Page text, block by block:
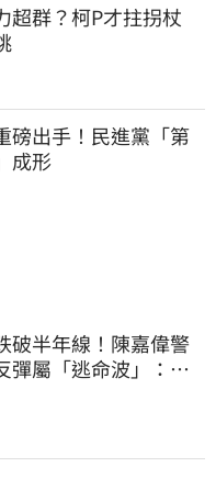
超群？柯P才拄拐杖
磅出手！民進黨「第
成形
破半年線！陳嘉偉警
彈屬「逃命波」：空